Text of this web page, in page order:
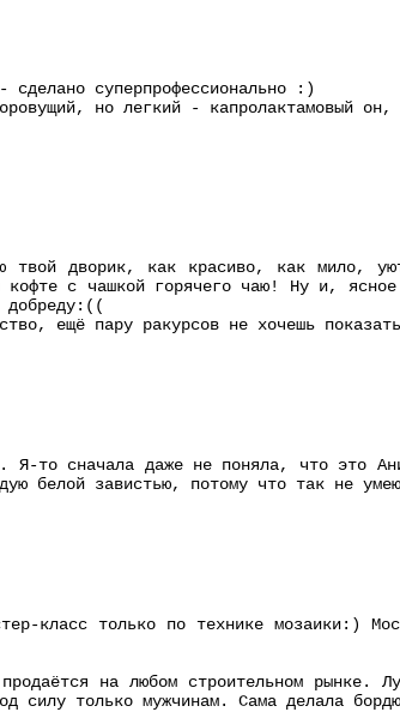
суперпрофессионально :)
но легкий - капролактамовый
твой дворик, как красиво, как мило,
кофте с чашкой горячего чаю! Ну и,
добреду:((
ещё пару ракурсов не хочешь
Я-то сначала даже не поняла, что это
белой завистью, потому что так не
класс только по технике мозаики:)
на любом строительном рынке.
силу только мужчинам. Сама делала